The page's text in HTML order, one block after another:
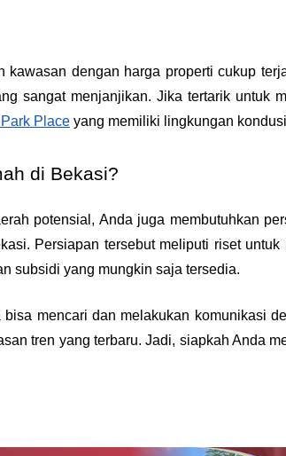
kawasan dengan harga properti cukup
sangat menjanjikan. Jika tertarik untuk
Place yang memiliki lingkungan
di Bekasi?
potensial, Anda juga membutuhkan
Persiapan tersebut meliputi riset untuk
subsidi yang mungkin saja tersedia.
mencari dan melakukan komunikasi
tren yang terbaru. Jadi, siapkah Anda